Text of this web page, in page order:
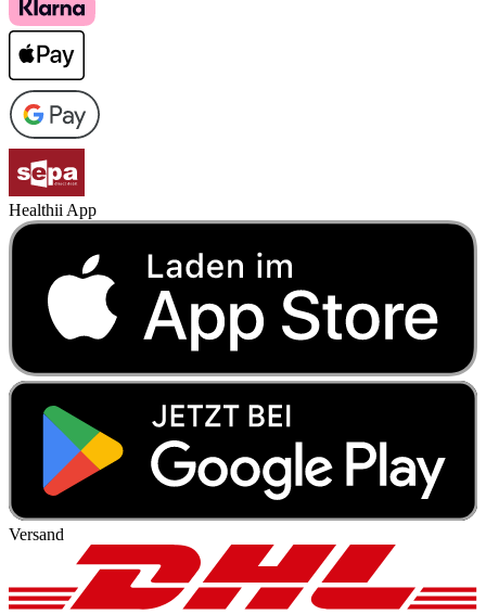
Healthii App
Versand